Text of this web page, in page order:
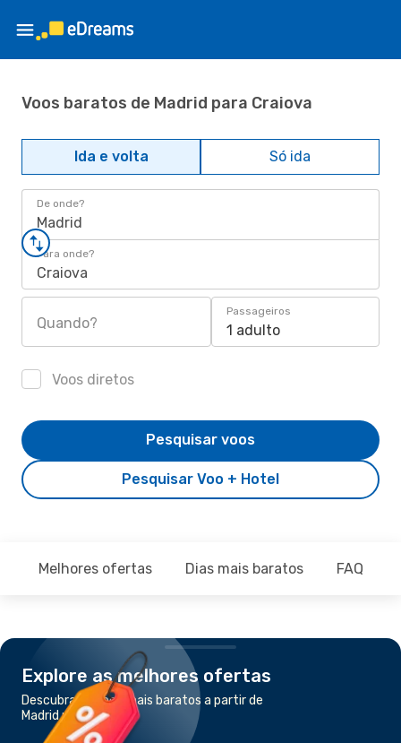
Voos baratos de Madrid para Craiova
Ida e volta Só ida
De onde?
Madrid
Para onde?
Craiova
Quando?
Passageiros
1 adulto
Voos diretos
Pesquisar Voo + Hotel
Pesquisar voos
Melhores ofertas Dias mais baratos FAQ
Explore as melhores ofertas
Descubra os voos mais baratos a partir de
Madrid para Craiova